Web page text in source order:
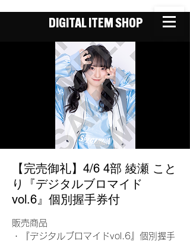
DIGITAL ITEM SHOP
【完売御礼】4/6 4部 綾瀬 こと
り『デジタルブロマイド
vol.6』個別握手券付
販売商品
・『デジタルブロマイドvol.6』個別握手